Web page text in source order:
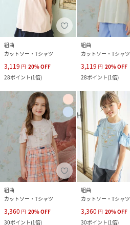
組曲
カットソー・Tシャツ
3,119 円 20%OFF
28ポイント(1倍)
組曲
カットソー・Tシャツ
3,119 円 20%OFF
28ポイント(1倍)
組曲
カットソー・Tシャツ
3,360 円 20%OFF
30ポイント(1倍)
組曲
カットソー・Tシャツ
3,360 円 20%OFF
30ポイント(1倍)